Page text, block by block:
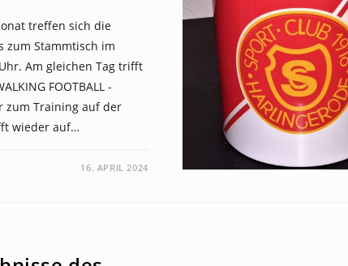
treffen sich die
zum Stammtisch im
Am gleichen Tag trifft
FOOTBALL -
zum Training auf der
wieder auf…
16. APRIL 2024